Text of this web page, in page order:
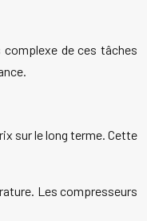
de ces tâches
sur le long terme. Cette
Les compresseurs